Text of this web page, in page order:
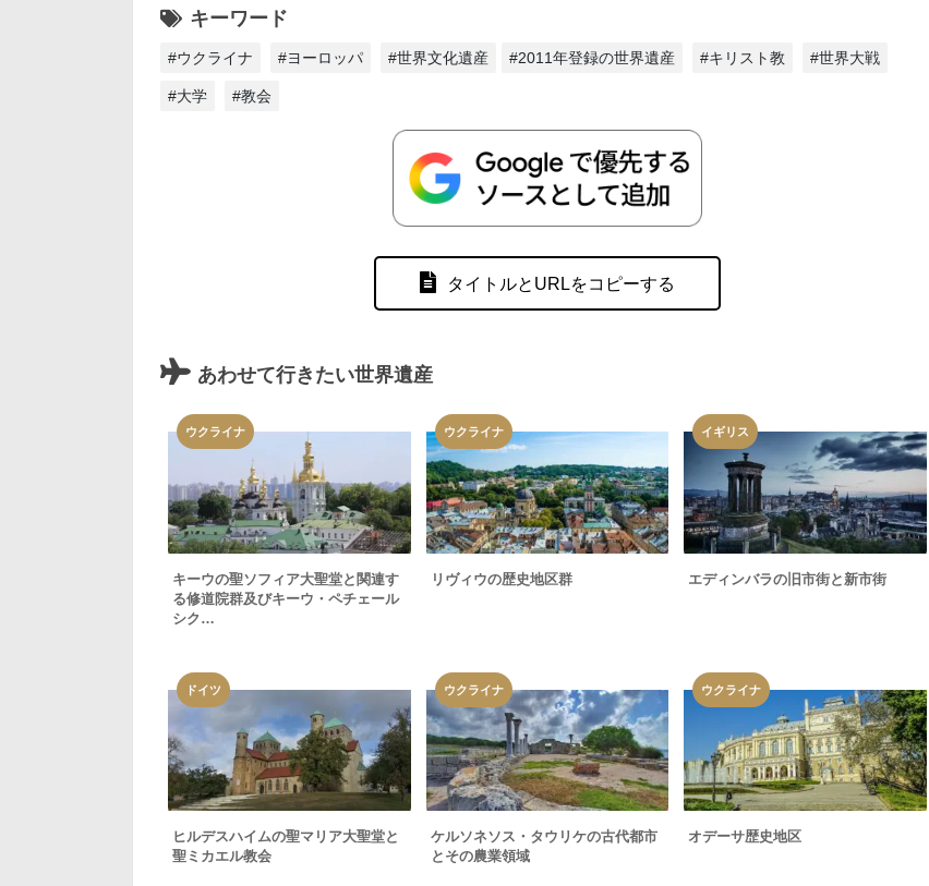
キーワード
#ウクライナ #ヨーロッパ #世界文化遺産 #2011年登録の世界遺産 #キリスト教 #世界大戦
#大学 #教会
タイトルとURLをコピーする
あわせて行きたい世界遺産
ウクライナ
キーウの聖ソフィア大聖堂と関連す
る修道院群及びキーウ・ペチェール
シク…
ウクライナ
リヴィウの歴史地区群
イギリス
エディンバラの旧市街と新市街
ドイツ
ヒルデスハイムの聖マリア大聖堂と
聖ミカエル教会
ウクライナ
ケルソネソス・タウリケの古代都市
とその農業領域
ウクライナ
オデーサ歴史地区